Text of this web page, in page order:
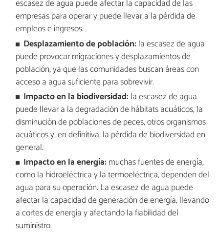
escasez de agua puede afectar la capacidad de las
empresas para operar y puede llevar a la pérdida de
empleos e ingresos.
Desplazamiento de población: la escasez de agua
puede provocar migraciones y desplazamientos de
población, ya que las comunidades buscan áreas con
acceso a agua suficiente para sobrevivir.
Impacto en la biodiversidad: la escasez de agua
puede llevar a la degradación de hábitats acuáticos, la
disminución de poblaciones de peces, otros organismos
acuáticos y, en definitiva, la pérdida de biodiversidad en
general.
Impacto en la energía: muchas fuentes de energía,
como la hidroeléctrica y la termoeléctrica, dependen del
agua para su operación. La escasez de agua puede
afectar la capacidad de generación de energía, llevando
a cortes de energía y afectando la fiabilidad del
suministro.